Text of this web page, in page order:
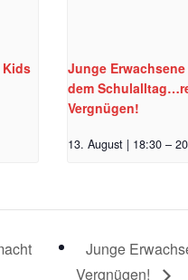
Kids
Junge
dem
Vergnügen!
13. August | 18:30 –
Junge
Vergnügen!